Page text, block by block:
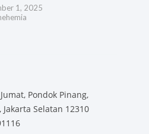
1, 2025
Pondok Pinang,
Jakarta Selatan 12310